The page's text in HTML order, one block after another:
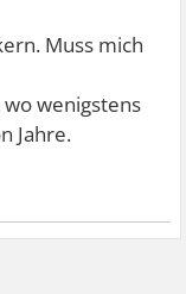
Muss mich
wenigstens
Jahre.